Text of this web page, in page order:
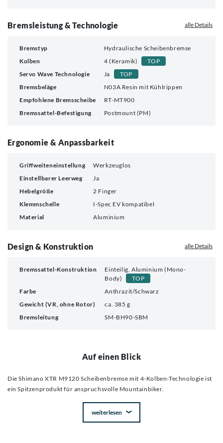
Bremsleistung & Technologie alle Details
Bremstyp
Hydraulische Scheibenbremse
Kolben
4 (Keramik)
TOP
Servo Wave Technologie
Ja
TOP
Bremsbeläge
N03A Resin mit Kühlrippen
Empfohlene Bremsscheibe
RT-MT900
Bremssattel-Befestigung
Postmount (PM)
Ergonomie & Anpassbarkeit
Griffweiteneinstellung
Werkzeuglos
Einstellbarer Leerweg
Ja
Hebelgröße
2 Finger
Klemmschelle
I-Spec EV kompatibel
Material
Aluminium
Design & Konstruktion alle Details
Bremssattel-Konstruktion
Einteilig, Aluminium (Mono-
Body)
TOP
Farbe
Anthrazit/Schwarz
Gewicht (VR, ohne Rotor)
ca. 385 g
Bremsleitung
SM-BH90-SBM
Auf einen Blick
Die Shimano XTR M9120 Scheibenbremse mit 4-Kolben-Technologie ist
ein Spitzenprodukt für anspruchsvolle Mountainbiker.
weiterlesen